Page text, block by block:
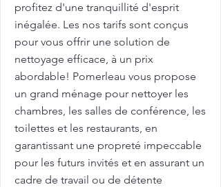
profitez d'une tranquillité d'esprit
inégalée. Les nos tarifs sont conçus
pour vous offrir une solution de
nettoyage efficace, à un prix
abordable! Pomerleau vous propose
un grand ménage pour nettoyer les
chambres, les salles de conférence, les
toilettes et les restaurants, en
garantissant une propreté impeccable
pour les futurs invités et en assurant un
cadre de travail ou de détente